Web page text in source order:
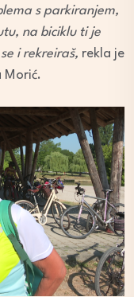
s parkiranjem,
na biciklu ti je
i rekreiraš, rekla je
Morić.